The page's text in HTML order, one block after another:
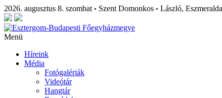
2026. augusztus 8. szombat • Szent Domonkos • László, Eszmeralda
Menü
Híreink
Média
Fotógalériák
Videótár
Hangtár